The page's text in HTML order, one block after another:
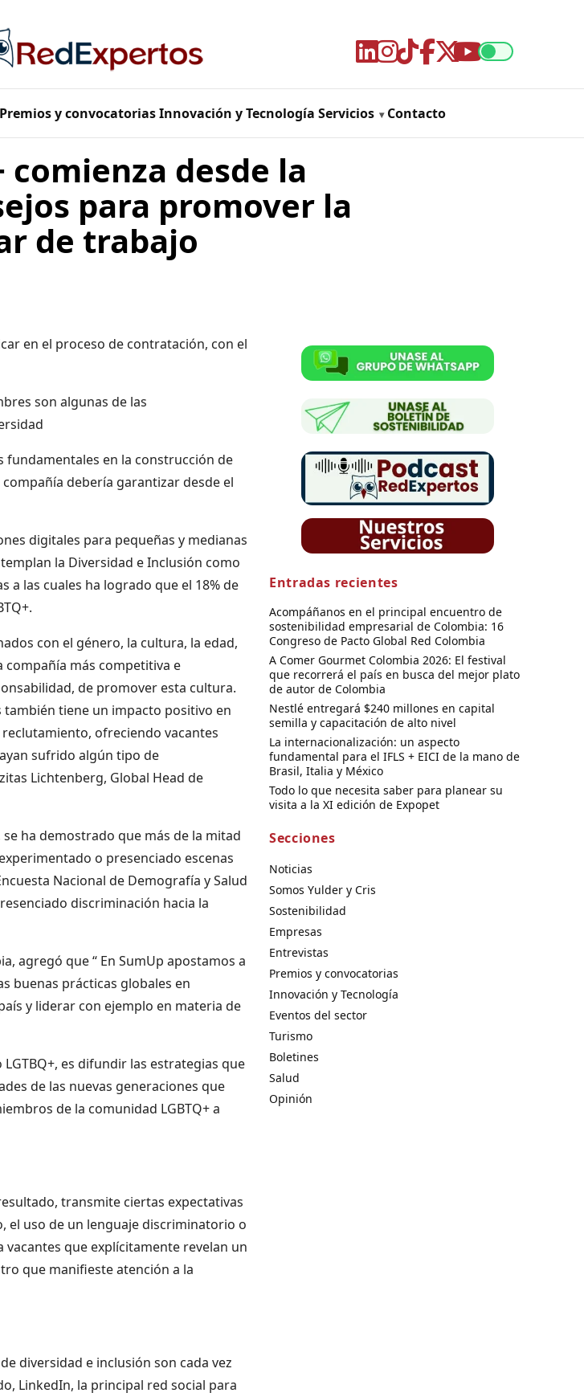
Premios y convocatorias Innovación y Tecnología Servicios Contacto
comienza desde la
para promover la
de trabajo
en el proceso de contratación, con el
son algunas de las
fundamentales en la construcción de
debería garantizar desde el
digitales para pequeñas y medianas
la Diversidad e Inclusión como
las cuales ha logrado que el 18% de
con el género, la cultura, la edad,
compañía más competitiva e
de promover esta cultura.
también tiene un impacto positivo en
ofreciendo vacantes
sufrido algún tipo de
Lichtenberg, Global Head de
ha demostrado que más de la mitad
o presenciado escenas
Nacional de Demografía y Salud
discriminación hacia la
agregó que “ En SumUp apostamos a
buenas prácticas globales en
y liderar con ejemplo en materia de
es difundir las estrategias que
de las nuevas generaciones que
de la comunidad LGBTQ+ a
transmite ciertas expectativas
el uso de un lenguaje discriminatorio o
que explícitamente revelan un
que manifieste atención a la
diversidad e inclusión son cada vez
LinkedIn, la principal red social para
Entradas recientes
Acompáñanos en el principal encuentro de
sostenibilidad empresarial de Colombia: 16
Congreso de Pacto Global Red Colombia
A Comer Gourmet Colombia 2026: El festival
que recorrerá el país en busca del mejor plato
de autor de Colombia
Nestlé entregará $240 millones en capital
semilla y capacitación de alto nivel
La internacionalización: un aspecto
fundamental para el IFLS + EICI de la mano de
Brasil, Italia y México
Todo lo que necesita saber para planear su
visita a la XI edición de Expopet
Secciones
Noticias
Somos Yulder y Cris
Sostenibilidad
Empresas
Entrevistas
Premios y convocatorias
Innovación y Tecnología
Eventos del sector
Turismo
Boletines
Salud
Opinión